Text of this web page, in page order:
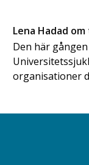
Lena Hadad
Den här
organisationer